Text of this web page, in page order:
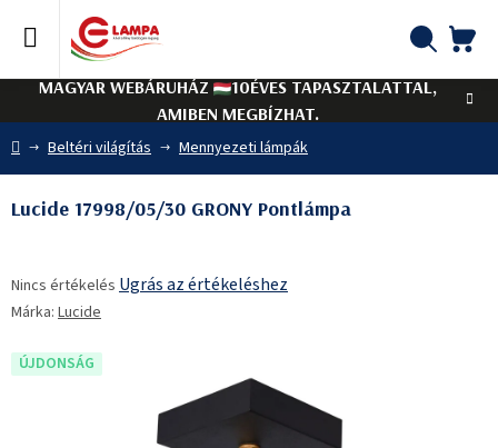
tartalomhoz
MAGYAR WEBÁRUHÁZ
10ÉVES TAPASZTALATTAL,
AMIBEN MEGBÍZHAT.
Kezdőlap
Beltéri világítás Mennyezeti lámpák
Lucide 17998/05/30 GRONY Pontlámpa
termék
átlagos
5-
Nincs értékelés Ugrás az értékeléshez
Márka: Lucide
ÚJDONSÁG